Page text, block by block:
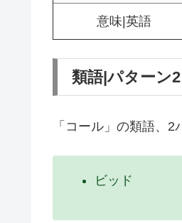
意味|英語
類語|パターン2
「コール」の類語、2
ビッド